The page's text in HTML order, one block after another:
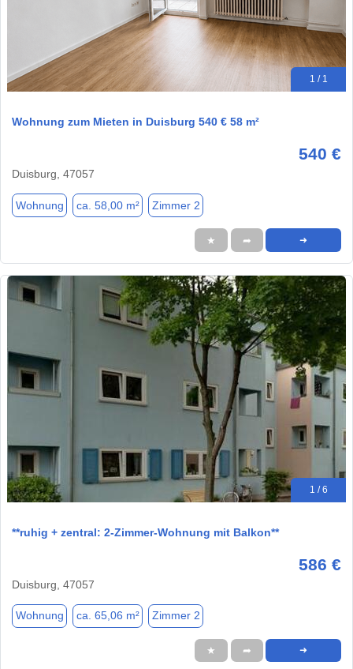
1 / 1
Wohnung zum Mieten in Duisburg 540 € 58 m²
540 €
Duisburg, 47057
Wohnung ca. 58,00 m² Zimmer 2
★ ➦ ➜
1 / 6
**ruhig + zentral: 2-Zimmer-Wohnung mit Balkon**
586 €
Duisburg, 47057
Wohnung ca. 65,06 m² Zimmer 2
★ ➦ ➜